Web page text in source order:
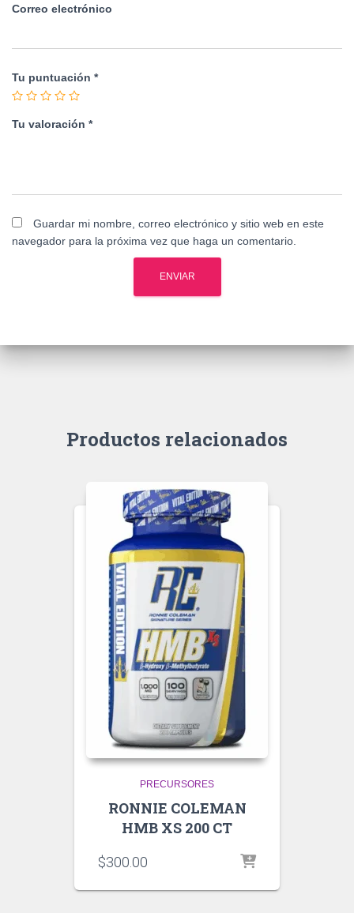
Correo electrónico
Tu puntuación *
Tu valoración *
Guardar mi nombre, correo electrónico y sitio web en este
navegador para la próxima vez que haga un comentario.
Productos relacionados
PRECURSORES
RONNIE COLEMAN
HMB XS 200 CT
$300.00